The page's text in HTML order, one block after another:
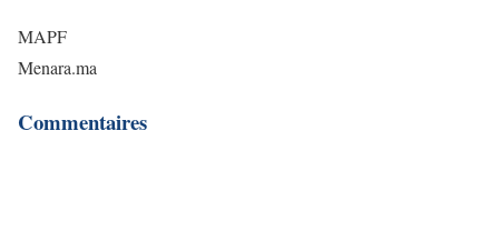
MAPF
Menara.ma
Commentaires